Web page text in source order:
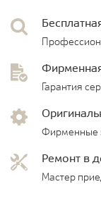
Гарантия
Фирменные
Ремонт в
Мастер